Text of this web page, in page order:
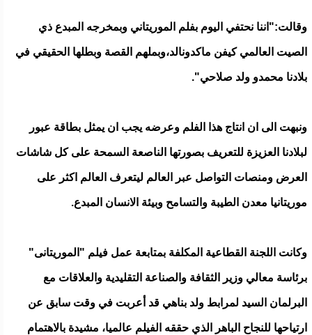
وقالت:"اننا نحتفي اليوم بفلم الموريتاني وبمخرجه المبدع ذي
الصيت العالمي كيفن ماكدونالد،وبملهم القصة وبطلها الحقيقي في
بلادنا محمدو ولد صلاحي".
ونبهت الى ان انتاج هذا الفلم وعرضه يجب ان يمثل بطاقة عبور
لبلادنا العزيزة للتعريف بصورتها الناصعة السمحة على كل شاشات
العرض ومنصات التواصل عبر العالم ليتعرف العالم اكثر على
موريتانيا معدن الطيبة والتسامح وبيئة الانسان المبدع.
وكانت اللجنة القطاعية المكلفة بمتابعة عمل فيلم "الموريتانى"
برئاسة معالي وزير الثقافة والصناعة التقليدية والعلاقات مع
البرلمان السيد لمرابط ولد بناهي قد أعربت في وقت سابق عن
ارتياحها للنجاح الباهر الذي حققه الفيلم عالميا، مشيدة بالاهتمام